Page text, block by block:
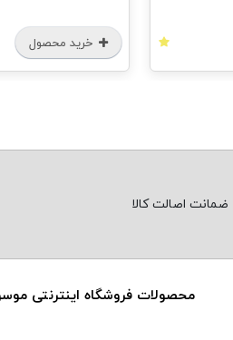
خرید محصول
ضمانت اصالت کالا
محصولات فروشگاه اینترنتی